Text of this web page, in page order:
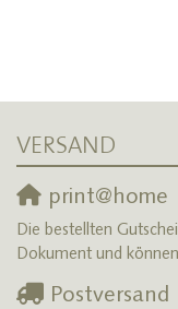
VERSAND
print@home
Die bestellten
Dokument und
Postversand